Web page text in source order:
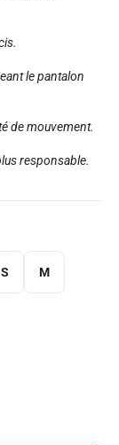
le pantalon
de mouvement.
responsable.
S M